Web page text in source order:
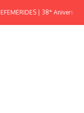
EFEMÉRIDES | 38°